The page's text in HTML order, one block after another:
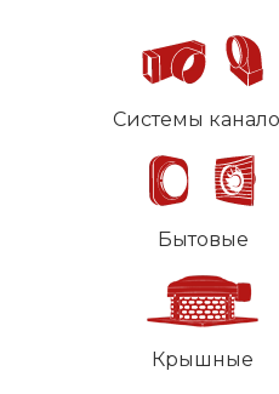
Системы
Бытовые
Крышные